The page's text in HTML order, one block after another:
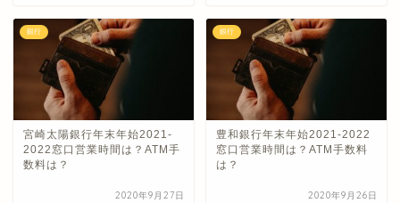
銀行
宮崎太陽銀行年末年始2021-
2022窓口営業時間は？ATM手
数料は？
2020年9月27日
銀行
豊和銀行年末年始2021-2022
窓口営業時間は？ATM手数料
は？
2020年9月26日